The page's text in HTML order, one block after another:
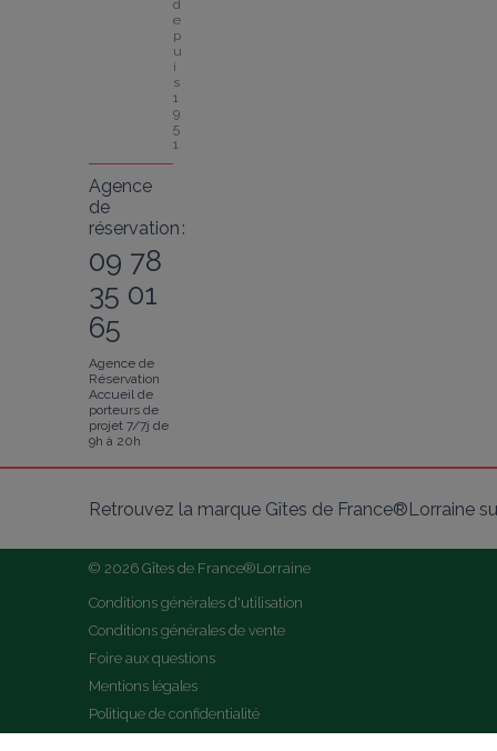
d
e
p
u
i
s
1
9
5
1
Agence
de
réservation :
09 78
35 01
65
Agence de
Réservation
Accueil de
porteurs de
projet 7/7j de
9h à 20h
Retrouvez la marque Gîtes de France®Lorraine
© 2026 Gîtes de France®Lorraine
Conditions générales d'utilisation
Conditions générales de vente
Foire aux questions
Mentions légales
Politique de confidentialité